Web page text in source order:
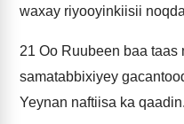
waxay riyooyinkiisii
21 Oo Ruubeen baa taas
samatabbixiyey
Yeynan naftiisa ka qaadin.